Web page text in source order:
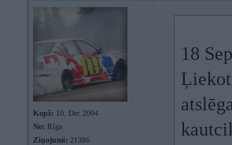
Kopš: 10. Dec 2004
No: Rīga
Ziņojumi: 21386
18